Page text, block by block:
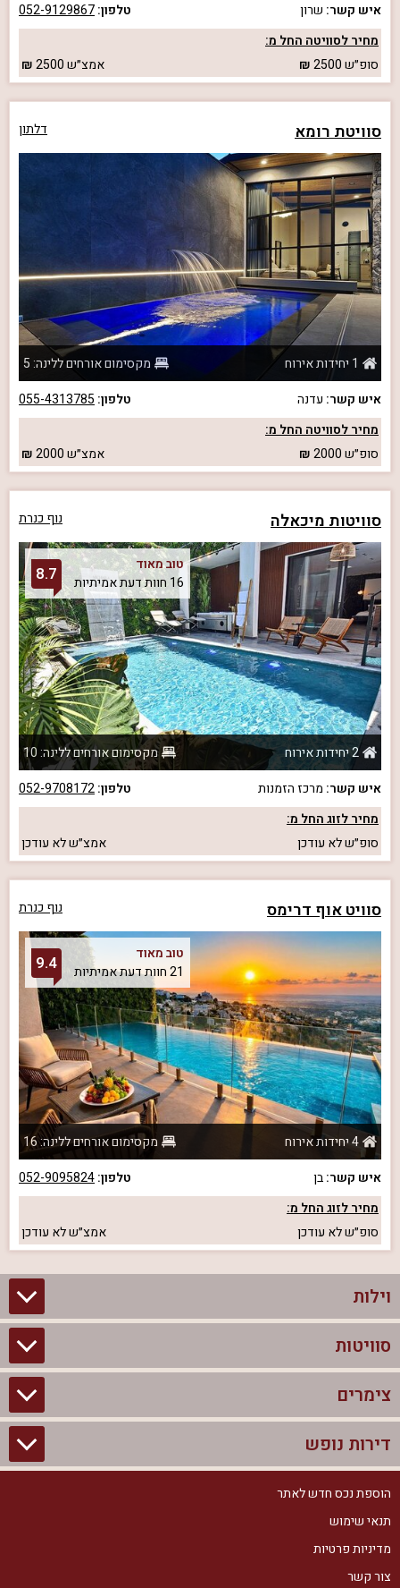
איש קשר: שרון טלפון:052-9129867
מחיר לסוויטה החל מ:
סופ״ש2500 אמצ״ש2500
סוויטת רומא דלתון
1 יחידות אירוח
מקסימום אורחים ללינה: 5
איש קשר: עדנה טלפון: 055-4313785
מחיר לסוויטה החל מ:
סופ״ש2000 אמצ״ש2000
סוויטות מיכאלה נוף כנרת
טוב מאוד
16 חוות דעת אמיתיות
8.7
2 יחידות אירוח
מקסימום אורחים ללינה: 10
איש קשר: מרכז הזמנות טלפון:052-9708172
מחיר לזוג החל מ:
סופ״שלא עודכן אמצ״שלא עודכן
סוויט אוף דרימס נוף כנרת
טוב מאוד
21 חוות דעת אמיתיות
9.4
4 יחידות אירוח
מקסימום אורחים ללינה: 16
איש קשר:בן טלפון:052-9095824
מחיר לזוג החל מ:
סופ״שלא עודכן אמצ״שלא עודכן
וילות
וילות בצפון
וילות להשכרה
וילות למסיבת רווקים
וילות נופש
סוויטות
סוויטות בצפון
צימרים לזוגות עם בריכה פרטית
צימרים יוקרתיים
צימרים מפוארים
צימרים
צימרים בצפון
צימרים לזוגות
צימרים למשפחות
צימרים עם בריכה
דירות נופש
דירות נופש בצפון
דירות נופש למשפחות
הוספת נכס חדש לאתר
תנאי שימוש
מדיניות פרטיות
צור קשר